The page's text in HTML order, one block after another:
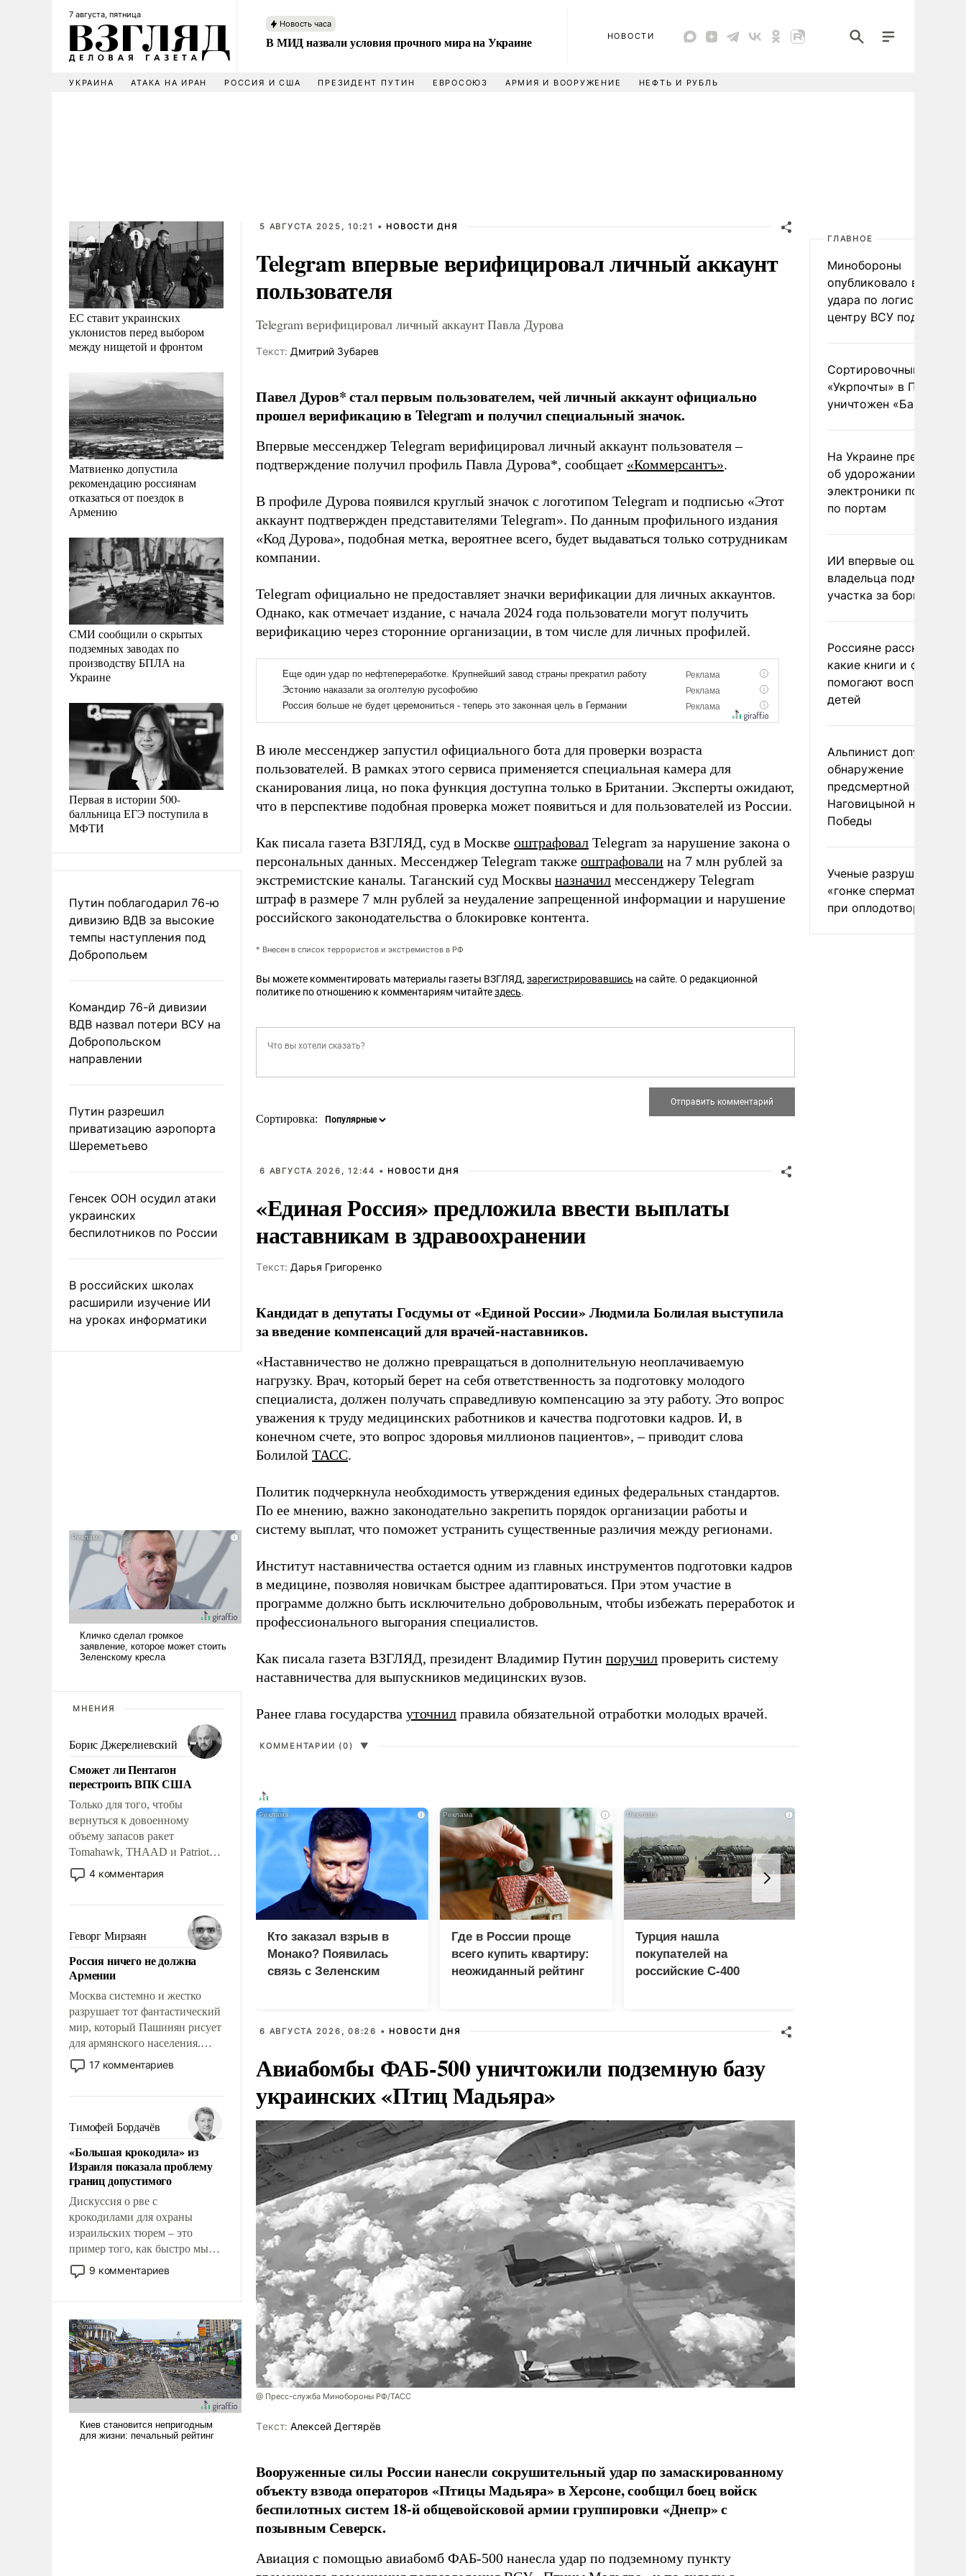
7 августа, пятница
Новость часа
В МИД назвали условия прочного мира на Украине НОВОСТИ
УКРАИНА АТАКА НА ИРАН РОССИЯ И США ПРЕЗИДЕНТ ПУТИН ЕВРОСОЮЗ АРМИЯ И ВООРУЖЕНИЕ НЕФТЬ И РУБЛЬ
ЕС ставит украинских
уклонистов перед выбором
между нищетой и фронтом
Матвиенко допустила
рекомендацию россиянам
отказаться от поездок в
Армению
СМИ сообщили о скрытых
подземных заводах по
производству БПЛА на
Украине
Первая в истории 500-
балльница ЕГЭ поступила в
МФТИ
Путин поблагодарил 76-ю
дивизию ВДВ за высокие
темпы наступления под
Добропольем
Командир 76-й дивизии
ВДВ назвал потери ВСУ на
Добропольском
направлении
Путин разрешил
приватизацию аэропорта
Шереметьево
Генсек ООН осудил атаки
украинских
беспилотников по России
В российских школах
расширили изучение ИИ
на уроках информатики
МНЕНИЯ
Борис Джерелиевский
Сможет ли Пентагон
перестроить ВПК США
Только для того, чтобы
вернуться к довоенному
объему запасов ракет
Tomahawk, THAAD и Patriot
США потребуется более трех
лет. Даже небольшая война с
Сложившаяся ситуация
означает многолетний период
уязвимости США, например,
перед Китаем.
4 комментария
Геворг Мирзаян
Россия ничего не должна
Армении
Москва системно и жестко
разрушает тот фантастический
мир, который Пашинян рисует
для армянского населения.
Мир, где политические
прожекты будут безусловно
налогоплательщиков и где
Еревану за свои поступки не
нужно отвечать.
17 комментариев
Тимофей Бордачёв
«Большая крокодила» из
Израиля показала проблему
границ допустимого
Дискуссия о рве с
крокодилами для охраны
израильских тюрем – это
пример того, как быстро мы
двигаемся по пути
революционных изменений.
псевдонаучной фантастики,
стало всерьез обсуждаемой
идеей.
9 комментариев
5 АВГУСТА 2025, 10:21 • НОВОСТИ ДНЯ
Telegram впервые верифицировал личный аккаунт
пользователя
Telegram верифицировал личный аккаунт Павла Дурова
Tекст: Дмитрий Зубарев
Павел Дуров* стал первым пользователем, чей личный аккаунт официально
прошел верификацию в Telegram и получил специальный значок.
Впервые мессенджер Telegram верифицировал личный аккаунт пользователя –
подтверждение получил профиль Павла Дурова*, сообщает «Коммерсантъ».
В профиле Дурова появился круглый значок с логотипом Telegram и подписью «Этот
аккаунт подтвержден представителями Telegram». По данным профильного издания
«Код Дурова», подобная метка, вероятнее всего, будет выдаваться только сотрудникам
компании.
Telegram официально не предоставляет значки верификации для личных аккаунтов.
Однако, как отмечает издание, с начала 2024 года пользователи могут получить
верификацию через сторонние организации, в том числе для личных профилей.
В июле мессенджер запустил официального бота для проверки возраста
пользователей. В рамках этого сервиса применяется специальная камера для
сканирования лица, но пока функция доступна только в Британии. Эксперты ожидают,
что в перспективе подобная проверка может появиться и для пользователей из России.
Как писала газета ВЗГЛЯД, суд в Москве оштрафовал Telegram за нарушение закона о
персональных данных. Мессенджер Telegram также оштрафовали на 7 млн рублей за
экстремистские каналы. Таганский суд Москвы назначил мессенджеру Telegram
штраф в размере 7 млн рублей за неудаление запрещенной информации и нарушение
российского законодательства о блокировке контента.
* Внесен в список террористов и экстремистов в РФ
Вы можете комментировать материалы газеты ВЗГЛЯД, зарегистрировавшись на сайте. О редакционной
политике по отношению к комментариям читайтездесь.
Сортировка:
6 АВГУСТА 2026, 12:44 • НОВОСТИ ДНЯ
«Единая Россия» предложила ввести выплаты
наставникам в здравоохранении
Tекст: Дарья Григоренко
Кандидат в депутаты Госдумы от «Единой России» Людмила Болилая выступила
за введение компенсаций для врачей-наставников.
«Наставничество не должно превращаться в дополнительную неоплачиваемую
нагрузку. Врач, который берет на себя ответственность за подготовку молодого
специалиста, должен получать справедливую компенсацию за эту работу. Это вопрос
уважения к труду медицинских работников и качества подготовки кадров. И, в
конечном счете, это вопрос здоровья миллионов пациентов», – приводит слова
Болилой ТАСС.
Политик подчеркнула необходимость утверждения единых федеральных стандартов.
По ее мнению, важно законодательно закрепить порядок организации работы и
систему выплат, что поможет устранить существенные различия между регионами.
Институт наставничества остается одним из главных инструментов подготовки кадров
в медицине, позволяя новичкам быстрее адаптироваться. При этом участие в
программе должно быть исключительно добровольным, чтобы избежать переработок и
профессионального выгорания специалистов.
Как писала газета ВЗГЛЯД, президент Владимир Путин поручил проверить систему
наставничества для выпускников медицинских вузов.
Ранее глава государства уточнил правила обязательной отработки молодых врачей.
КОММЕНТАРИИ (0) ▼
i
Кто заказал взрыв в
Монако? Появилась
связь с Зеленским
i
Где в России проще
всего купить квартиру:
неожиданный рейтинг
i
Турция нашла
покупателей на
российские C-400
6 АВГУСТА 2026, 08:26 • НОВОСТИ ДНЯ
Авиабомбы ФАБ-500 уничтожили подземную базу
украинских «Птиц Мадьяра»
@ Пресс-служба Минобороны РФ/ТАСС
Tекст: Алексей Дегтярёв
Вооруженные силы России нанесли сокрушительный удар по замаскированному
объекту взвода операторов «Птицы Мадьяра» в Херсоне, сообщил боец войск
беспилотных систем 18-й общевойсковой армии группировки «Днепр» с
позывным Северск.
Авиация с помощью авиабомб ФАБ-500 нанесла удар по подземному пункту
ГЛАВНОЕ
Минобороны
опубликовало видео
удара по
центру ВСУ под Киевом
Сортировочный пункт
«Укрпочты» в
уничтожен
На Украине
об удорожании
электроники после
по портам
ИИ впервые
владельца
участка за борщевик
Россияне рассказали,
какие книги и фильмы
помогают воспитывать
детей
Альпинист допустил
обнаружение
предсмертной записки
Наговицыной на пике
Победы
Ученые разрушили миф
«гонке
при оплодотворении